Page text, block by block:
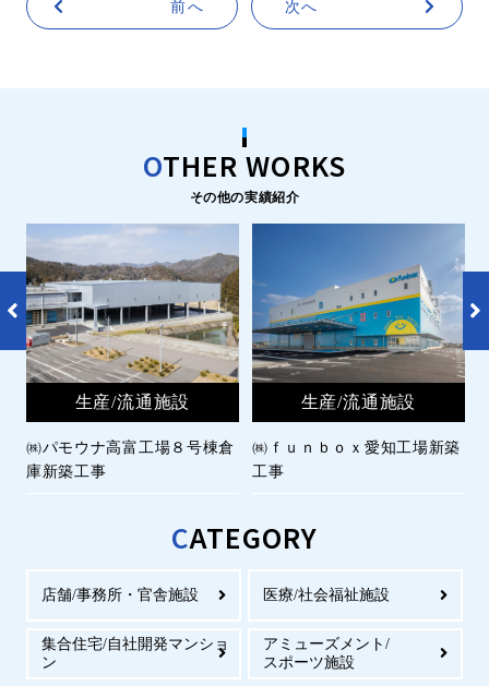
前へ 次へ
OTHER WORKS
その他の実績紹介
生産/流通施設
㈱パモウナ高富工場８号棟倉
庫新築工事
生産/流通施設
㈱ｆｕｎｂｏｘ愛知工場新築
工事
CATEGORY
店舗/事務所・官舎施設 医療/社会福祉施設
集合住宅/自社開発マンショ
ン
アミューズメント/
スポーツ施設